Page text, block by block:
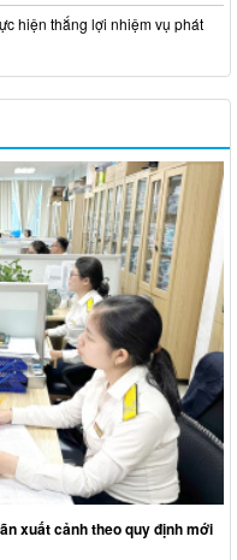
hiện thắng lợi nhiệm vụ phát
xuất cảnh theo quy định mới